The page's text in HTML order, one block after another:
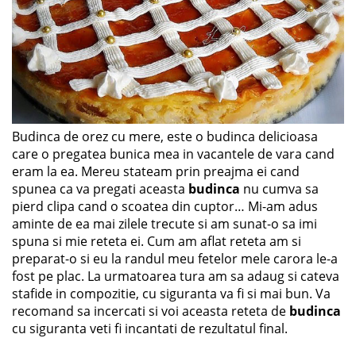
Budinca de orez cu mere, este o budinca delicioasa
care o pregatea bunica mea in vacantele de vara cand
eram la ea. Mereu stateam prin preajma ei cand
spunea ca va pregati aceasta budinca nu cumva sa
pierd clipa cand o scoatea din cuptor… Mi-am adus
aminte de ea mai zilele trecute si am sunat-o sa imi
spuna si mie reteta ei. Cum am aflat reteta am si
preparat-o si eu la randul meu fetelor mele carora le-a
fost pe plac. La urmatoarea tura am sa adaug si cateva
stafide in compozitie, cu siguranta va fi si mai bun. Va
recomand sa incercati si voi aceasta reteta de budinca
cu siguranta veti fi incantati de rezultatul final.